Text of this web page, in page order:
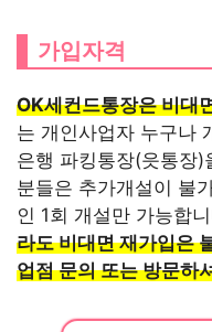
가입자격
OK세컨드통장은 비대
는 개인사업자 누구나
은행 파킹통장(읏통장
분들은 추가개설이 불
인 1회 개설만 가능합
라도 비대면 재가입은
업점 문의 또는 방문하